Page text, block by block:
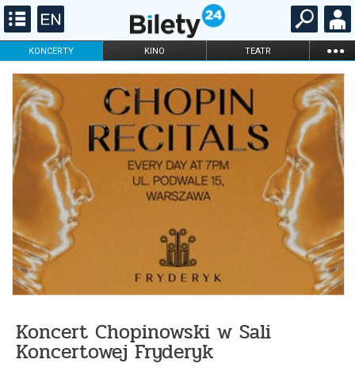
KONCERTY KINO TEATR ...
FILHARMONIA OPERA I BALET
DLA DZIECI
ONLINE KARNETY
Koncert Chopinowski w Sali
Koncertowej Fryderyk